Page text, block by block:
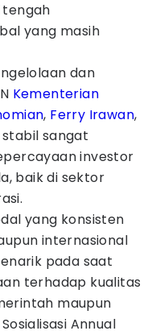
tengah
yang masih
dan
Kementerian
, Ferry Irawan,
sangat
investor
baik di sektor
yang konsisten
internasional
pada saat
terhadap kualitas
maupun
Annual